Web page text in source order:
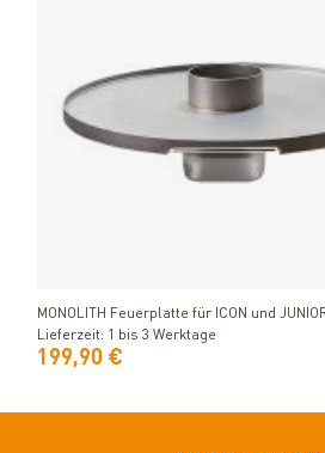
MONOLITH Feuerplatte für ICON und
Lieferzeit: 1 bis 3 Werktage
199,90 €